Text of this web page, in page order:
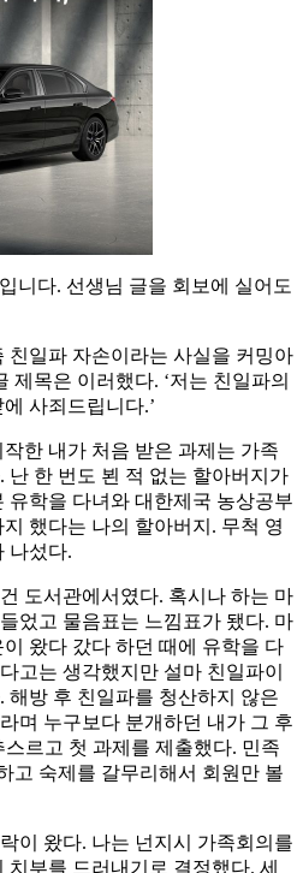
니다. 선생님 글을 회보에 실어도
친일파 자손이라는 사실을 커밍아
제목은 이러했다. ‘저는 친일파의
사죄드립니다.’
한 내가 처음 받은 과제는 가족
난 한 번도 뵌 적 없는 할아버지가
유학을 다녀와 대한제국 농상공부
했다는 나의 할아버지. 무척 영
나섰다.
도서관에서였다. 혹시나 하는 마
었고 물음표는 느낌표가 됐다. 마
왔다 갔다 하던 때에 유학을 다
고는 생각했지만 설마 친일파이
해방 후 친일파를 청산하지 않은
며 누구보다 분개하던 내가 그 후
르고 첫 과제를 제출했다. 민족
고 숙제를 갈무리해서 회원만 볼
이 왔다. 나는 넌지시 가족회의를
부를 드러내기로 결정했다. 세